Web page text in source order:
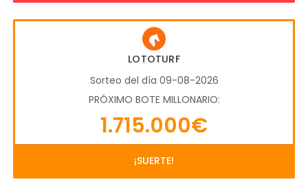
LOTOTURF
Sorteo del día 09-08-2026
PRÓXIMO BOTE MILLONARIO:
1.715.000€
¡SUERTE!